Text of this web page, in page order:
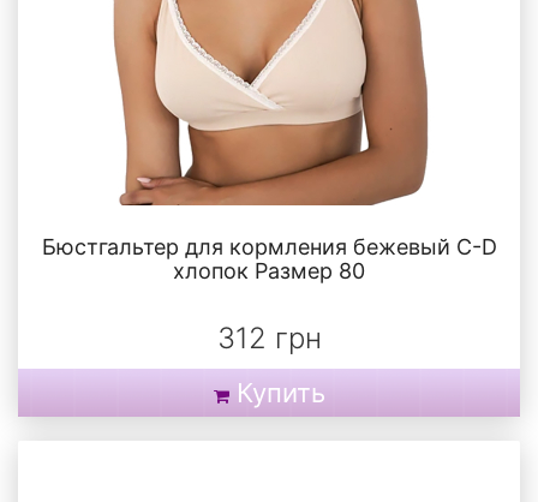
Бюстгальтер для кормления бежевый C-D
хлопок Размер 80
312 грн
Купить